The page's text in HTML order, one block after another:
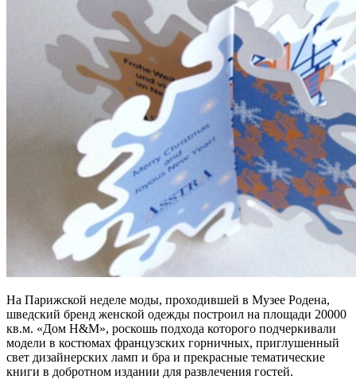
На Парижской неделе моды, проходившей в Музее Родена,
шведский бренд женской одежды построил на площади 20000
кв.м. «Дом H&M», роскошь подхода которого подчеркивали
модели в костюмах французских горничных, приглушенный
свет дизайнерских ламп и бра и прекрасные тематические
книги в добротном издании для развлечения гостей.